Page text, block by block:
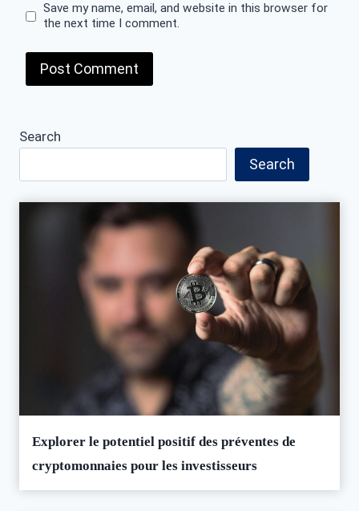
Save my name, email, and website in this browser for
the next time I comment.
Search
Search
Explorer le potentiel positif des préventes de
cryptomonnaies pour les investisseurs